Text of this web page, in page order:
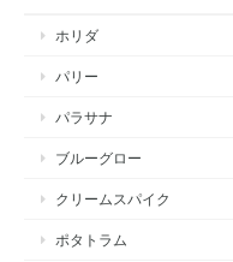
ホリダ
パリー
パラサナ
ブルーグロー
クリームスパイク
ポタトラム